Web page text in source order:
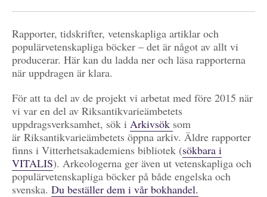
Rapporter, tidskrifter, vetenskapliga artiklar och
populärvetenskapliga böcker – det är något av allt vi
producerar. Här kan du ladda ner och läsa rapporterna
när uppdragen är klara.
För att ta del av de projekt vi arbetat med före 2015 när
vi var en del av Riksantikvarieämbetets
uppdragsverksamhet, sök i Arkivsök som
är Riksantikvarieämbetets öppna arkiv. Äldre rapporter
finns i Vitterhetsakademiens bibliotek (sökbara i
VITALIS). Arkeologerna ger även ut vetenskapliga och
populärvetenskapliga böcker på både engelska och
svenska. Du beställer dem i vår bokhandel.